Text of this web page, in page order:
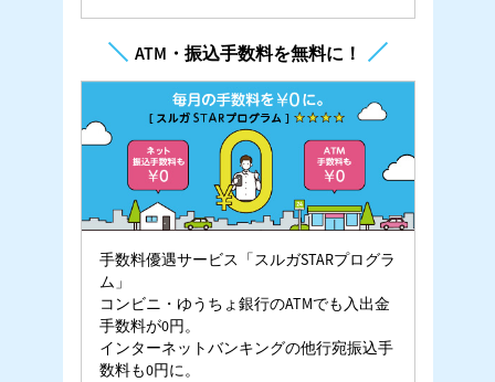
ATM・振込手数料を無料に！
手数料優遇サービス「スルガSTARプログラ
ム」
コンビニ・ゆうちょ銀行のATMでも入出金
手数料が0円。
インターネットバンキングの他行宛振込手
数料も0円に。